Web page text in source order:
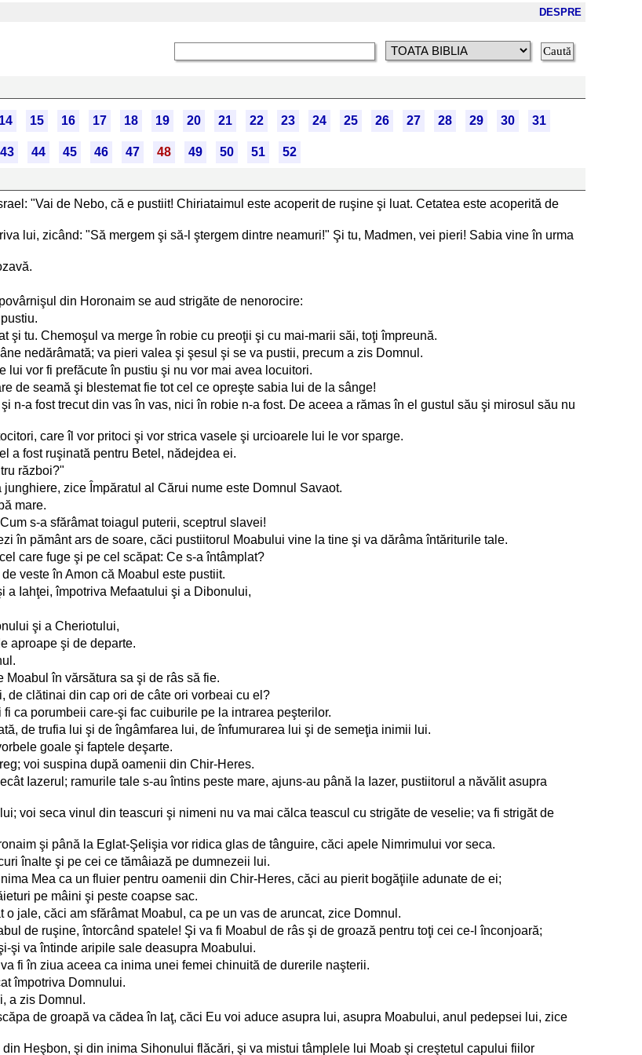
DESPRE
14 15 16 17 18 19 20 21 22 23 24 25 26 27 28 29 30 31
43 44 45 46 47 48 49 50 51
52
"Vai de Nebo, că e pustiit! Chiriataimul este acoperit de ruşine şi luat. Cetatea este acoperită de
lui, zicând: "Să mergem şi să-l ştergem dintre neamuri!" Şi tu, Madmen, vei pieri! Sabia vine în urma
din Horonaim se aud strigăte de nenorocire:
tu. Chemoşul va merge în robie cu preoţii şi cu mai-marii săi, toţi împreună.
nedărâmată; va pieri valea şi şesul şi se va pustii, precum a zis Domnul.
lui vor fi prefăcute în pustiu şi nu vor mai avea locuitori.
de seamă şi blestemat fie tot cel ce opreşte sabia lui de la sânge!
n-a fost trecut din vas în vas, nici în robie n-a fost. De aceea a rămas în el gustul său şi mirosul său nu
care îl vor pritoci şi vor strica vasele şi urcioarele lui le vor sparge.
a fost ruşinată pentru Betel, nădejdea ei.
război?"
zice Împăratul al Cărui nume este Domnul Savaot.
mare.
s-a sfărâmat toiagul puterii, sceptrul slavei!
în pământ ars de soare, căci pustiitorul Moabului vine la tine şi va dărâma întăriturile tale.
care fuge şi pe cel scăpat: Ce s-a întâmplat?
veste în Amon că Moabul este pustiit.
a Iahţei, împotriva Mefaatului şi a Dibonului,
şi a Cheriotului,
aproape şi de departe.
Moabul în vărsătura sa şi de râs să fie.
de clătinai din cap ori de câte ori vorbeai cu el?
ca porumbeii care-şi fac cuiburile pe la intrarea peşterilor.
de trufia lui şi de îngâmfarea lui, de înfumurarea lui şi de semeţia inimii lui.
goale şi faptele deşarte.
voi suspina după oamenii din Chir-Heres.
Iazerul; ramurile tale s-au întins peste mare, ajuns-au până la Iazer, pustiitorul a năvălit asupra
voi seca vinul din teascuri şi nimeni nu va mai călca teascul cu strigăte de veselie; va fi strigăt de
şi până la Eglat-Şelişia vor ridica glas de tânguire, căci apele Nimrimului vor seca.
înalte şi pe cei ce tămâiază pe dumnezeii lui.
Mea ca un fluier pentru oamenii din Chir-Heres, căci au pierit bogăţiile adunate de ei;
pe mâini şi peste coapse sac.
jale, căci am sfărâmat Moabul, ca pe un vas de aruncat, zice Domnul.
de ruşine, întorcând spatele! Şi va fi Moabul de râs şi de groază pentru toţi cei ce-l înconjoară;
şi va întinde aripile sale deasupra Moabului.
fi în ziua aceea ca inima unei femei chinuită de durerile naşterii.
împotriva Domnului.
a zis Domnul.
de groapă va cădea în laţ, căci Eu voi aduce asupra lui, asupra Moabului, anul pedepsei lui, zice
Heşbon, şi din inima Sihonului flăcări, şi va mistui tâmplele lui Moab şi creştetul capului fiilor